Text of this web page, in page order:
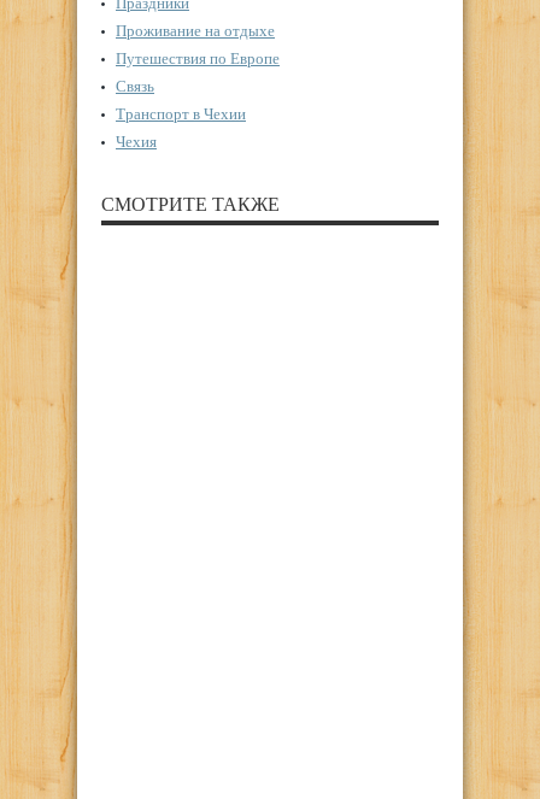
Проживание на отдыхе
Путешествия по Европе
Связь
Транспорт в Чехии
Чехия
СМОТРИТЕ ТАКЖЕ